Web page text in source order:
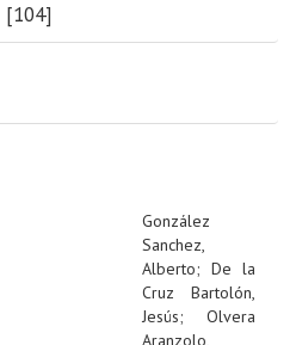
[104]
González
Sanchez,
Alberto; De la
Cruz Bartolón,
Jesús; Olvera
Aranzolo,